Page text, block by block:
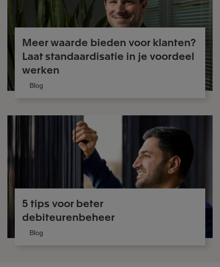
Meer waarde bieden voor klanten?
Laat standaardisatie in je voordeel
werken
Blog
5 tips voor beter
debiteurenbeheer
Blog